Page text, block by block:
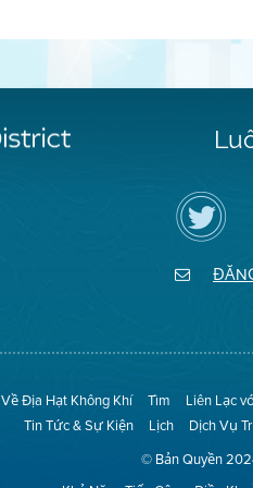
Hãy
theo
dõi
Địa
Không
Về Địa Hạt Không Khí Tìm Liên Lạc
Tin Tức & Sự Kiện
Lịch Dịch Vụ
© Bản Quyền